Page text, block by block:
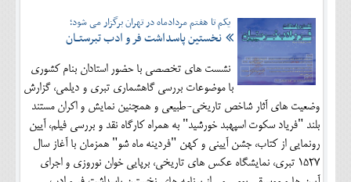
یکم تا هفتم مردادماه در تهران برگزار می شود؛
نخستین پاسداشت فر و ادب تبرستــان
نشست های تخصصی با حضور استادان بنام کشوری
با موضوعات بررسی گاهشماری تبری و دیلمی، گزارش
وضعیت های آثار شاخص تاریخی-طبیعی و همچنین نمایش و اکران مستند
بلند "فریاد سکوت اسپهبد خورشید" به همراه کارگاه نقد و بررسی فیلم، آیین
رونمایی از کتاب، جشن آیینی و کهن "فردینه ماه شو" همزمان با آغاز سال
1527 تبری، نمایشگاه عکس های تاریخی، برپایی خوان نوروزی و اجرای